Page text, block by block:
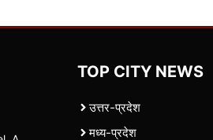
TOP CITY NEWS
उत्तर-प्रदेश
मध्य-प्रदेश